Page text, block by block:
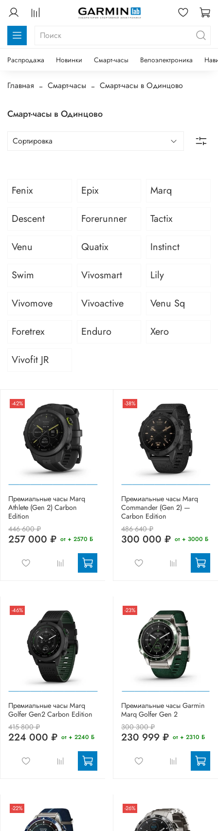
Распродажа Новинки Смарт-часы Велоэлектроника
Главная Смарт-часы Смарт-часы в Одинцово
Смарт-часы в Одинцово
Fenix Epix
Marq
Descent
Forerunner
Tactix
Venu
Quatix
Instinct
Swim
Vivosmart
Lily
Vivomove
Vivoactive
Venu Sq
Foretrex
Enduro
Xero
Vivofit JR
-42%
Премиальные часы Marq
Athlete (Gen 2) Carbon
Edition
446 600 ₽
257 000 ₽ от + 2570 Б
-38%
Премиальные часы Marq
Commander (Gen 2) —
Carbon Edition
486 640 ₽
300 000 ₽ от + 3000 Б
-46%
Премиальные часы Marq
Golfer Gen2 Carbon Edition
415 800 ₽
224 000 ₽ от + 2240 Б
-23%
Премиальные часы Garmin
Marq Golfer Gen 2
300 300 ₽
230 999 ₽ от + 2310 Б
-22% -26%